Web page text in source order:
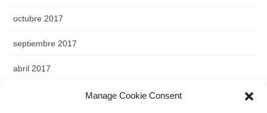
Manage Cookie Consent
octubre 2017
septiembre 2017
abril 2017